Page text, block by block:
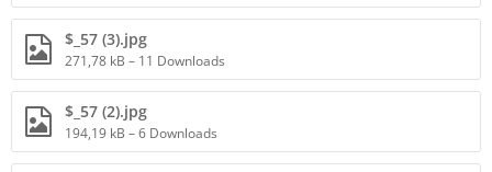
$_57 (3).jpg
271,78 kB – 11 Downloads
$_57 (2).jpg
194,19 kB – 6 Downloads